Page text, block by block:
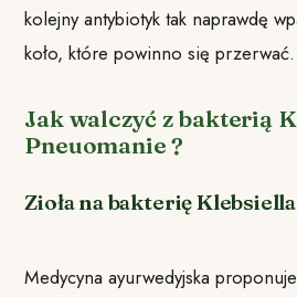
kolejny antybiotyk tak naprawdę
koło, które powinno się przerwać.
Jak walczyć z bakterią
Pneuomanie ?
Zioła na bakterię Klebsiella
Medycyna ayurwedyjska